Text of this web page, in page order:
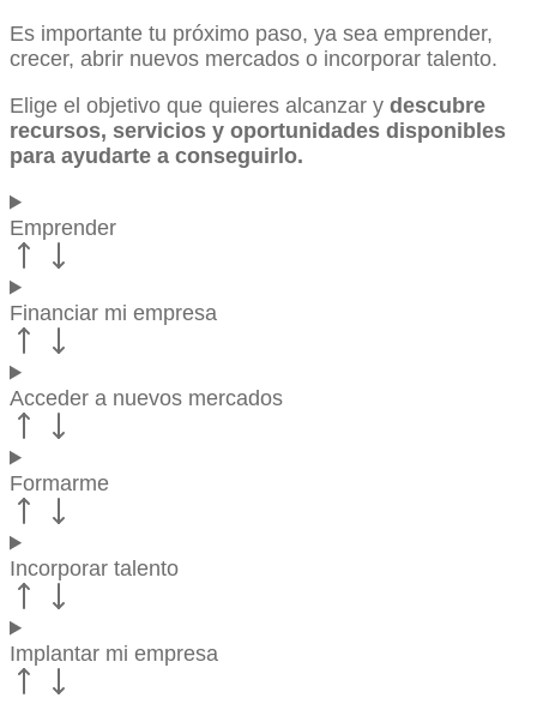
Es importante tu próximo paso, ya sea emprender,
crecer, abrir nuevos mercados o incorporar talento.
Elige el objetivo que quieres alcanzar y descubre
recursos, servicios y oportunidades disponibles
para ayudarte a conseguirlo.
Emprender
Financiar mi empresa
Acceder a nuevos mercados
Formarme
Incorporar talento
Implantar mi empresa